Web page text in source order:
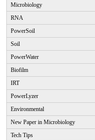
Microbiology
RNA
PowerSoil
Soil
PowerWater
Biofilm
IRT
PowerLyzer
Environmental
New Paper in Microbiology
Tech Tips